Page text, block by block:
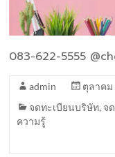
083-622-5555
admin
ตุลาคม
จดทะเบียนบริษัท, จ
ความรู้